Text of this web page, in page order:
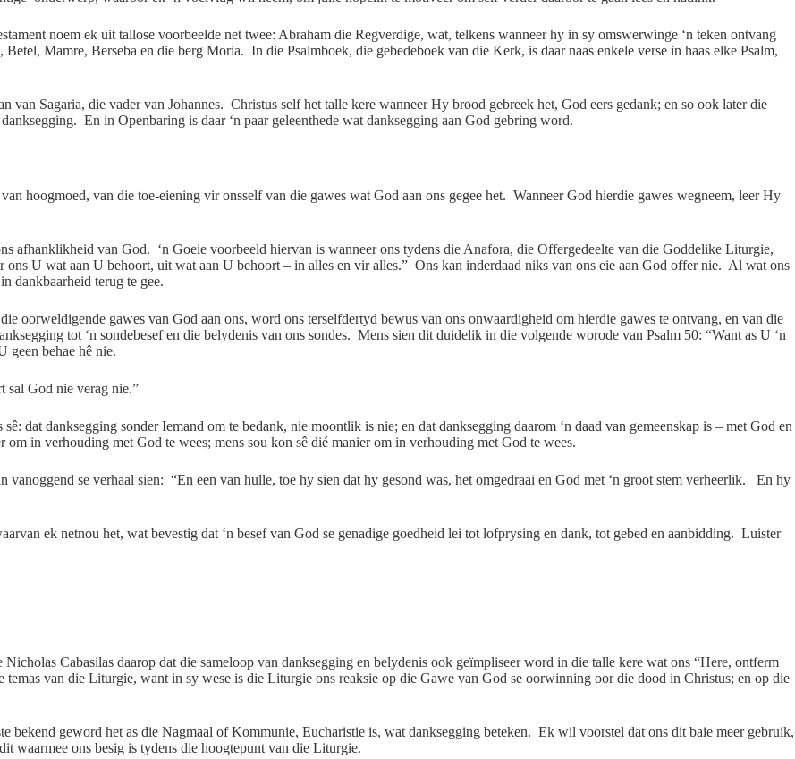
noem ek uit tallose voorbeelde net twee: Abraham die Regverdige, wat, telkens wanneer hy in sy omswerwinge ‘n teken ontvang
Mamre, Berseba en die berg Moria. In die Psalmboek, die gebedeboek van die Kerk, is daar naas enkele verse in haas elke Psalm,
van Sagaria, die vader van Johannes. Christus self het talle kere wanneer Hy brood gebreek het, God eers gedank; en so ook later die
En in Openbaring is daar ‘n paar geleenthede wat danksegging aan God gebring word.
hoogmoed, van die toe-eiening vir onsself van die gawes wat God aan ons gegee het. Wanneer God hierdie gawes wegneem, leer Hy
afhanklikheid van God. ‘n Goeie voorbeeld hiervan is wanneer ons tydens die Anafora, die Offergedeelte van die Goddelike Liturgie,
U wat aan U behoort, uit wat aan U behoort – in alles en vir alles.” Ons kan inderdaad niks van ons eie aan God offer nie. Al wat ons
dankbaarheid terug te gee.
oorweldigende gawes van God aan ons, word ons terselfdertyd bewus van ons onwaardigheid om hierdie gawes te ontvang, en van die
tot ‘n sondebesef en die belydenis van ons sondes. Mens sien dit duidelik in die volgende worode van Psalm 50: “Want as U ‘n
geen behae hê nie.
sal God nie verag nie.”
dat danksegging sonder Iemand om te bedank, nie moontlik is nie; en dat danksegging daarom ‘n daad van gemeenskap is – met God en
in verhouding met God te wees; mens sou kon sê dié manier om in verhouding met God te wees.
vanoggend se verhaal sien: “En een van hulle, toe hy sien dat hy gesond was, het omgedraai en God met ‘n groot stem verheerlik. En hy
ek netnou het, wat bevestig dat ‘n besef van God se genadige goedheid lei tot lofprysing en dank, tot gebed en aanbidding. Luister
Cabasilas daarop dat die sameloop van danksegging en belydenis ook geïmpliseer word in die talle kere wat ons “Here, ontferm
van die Liturgie, want in sy wese is die Liturgie ons reaksie op die Gawe van God se oorwinning oor die dood in Christus; en op die
geword het as die Nagmaal of Kommunie, Eucharistie is, wat danksegging beteken. Ek wil voorstel dat ons dit baie meer gebruik,
waarmee ons besig is tydens die hoogtepunt van die Liturgie.